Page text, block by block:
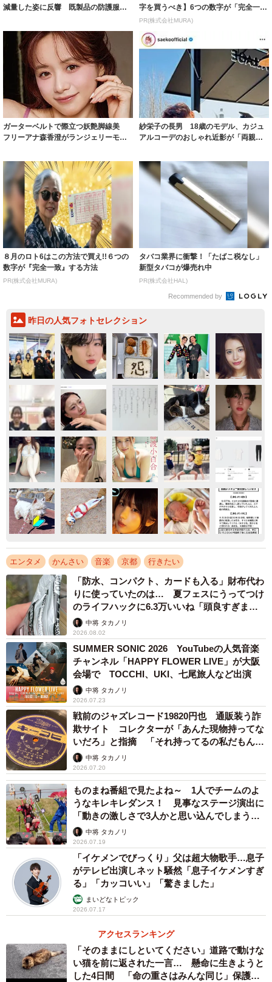
減量した姿に反響 既製品の防護服が
字を買うべき】6つの数字が「完全一
致」する方...
PR(株式会社MURA)
ガーターベルトで際立つ妖艶脚線美
フリーアナ森香澄がランジェリーモデ
紗栄子の長男 18歳のモデル、カジュ
アルコーデのおしゃれ近影が「両親の
８月のロト6はこの方法で買え!!６つの
数字が『完全一致』する方法
PR(株式会社MURA)
タバコ業界に衝撃！「たばこ税なし」
新型タバコが爆売れ中
PR(株式会社HAL)
Recommended by
昨日の人気フォトセレクション
エンタメ かんさい 音楽 京都 行きたい
「防水、コンパクト、カードも入る」財布代わ
りに使っていたのは… 夏フェスにうってつけ
のライフハックに6.3万いいね「頭良すぎま
す」中将 タカノリ
2026.08.02
SUMMER SONIC 2026 YouTubeの人気音楽
チャンネル「HAPPY FLOWER LIVE」が大阪
会場で TOCCHI、UKI、七尾旅人など出演
中将 タカノリ
2026.07.23
戦前のジャズレコード19820円也 通販装う詐
欺サイト コレクターが「あんた現物持ってな
いだろ」と指摘 「それ持ってるの私だもん」
と論破中将 タカノリ
2026.07.20
ものまね番組で見たよね～ 1人でチームのよ
うなキレキレダンス！ 見事なステージ演出に
「動きの激しさで3人かと思い込んでしまう…
すごいな」
中将 タカノリ
2026.07.19
「イケメンでびっくり」父は超大物歌手…息子
がテレビ出演しネット騒然「息子イケメンすぎ
る」「カッコいい」「驚きました」
まいどなトピック
2026.07.17
アクセスランキング
「そのままにしといてください」道路で動けな
い猫を前に返された一言… 懸命に生きようと
した4日間 「命の重さはみんな同じ」保護団